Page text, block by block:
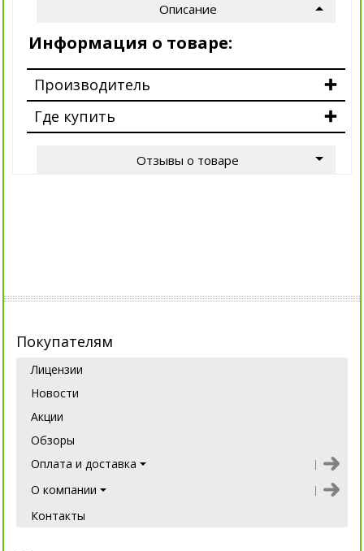
Описание
Информация о товаре:
Производитель
Где купить
Отзывы о товаре
Покупателям
Лицензии
Новости
Акции
Обзоры
Оплата и доставка
О компании
Контакты